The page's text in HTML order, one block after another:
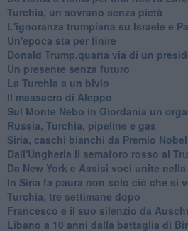
Turchia, un sovrano senza pietà
L'ignoranza trumpiana su Israele e
Un'epoca sta per finire
Donald Trump,quarta via di un
Un presente senza futuro
La Turchia a un bivio
Il massacro di Aleppo
Sul Monte Nebo in Giordania un
Russia, Turchia, pipeline e gas
Siria, caschi bianchi da Premio Nobel
Dall'Ungheria il semaforo rosso ai
Da New York e Assisi voci unite
In Siria fa paura non solo ciò che si
Turchia, tre settimane dopo
Francesco e il suo silenzio da
Libano a 10 anni dalla battaglia di